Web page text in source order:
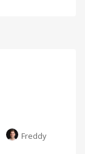
Freddy